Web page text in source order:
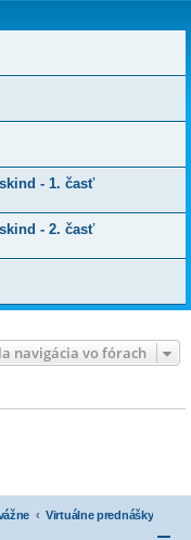
- 1. časť
- 2. časť
navigácia vo fórach
Virtuálne prednášky